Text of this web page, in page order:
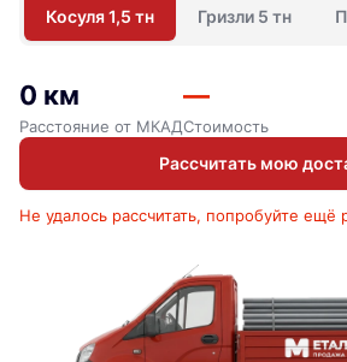
Косуля 1,5 тн Гризли 5 тн
0 км
Расстояние от МКАД
—
Стоимость
Рассчитать мою
Не удалось рассчитать, попробуйте ещё